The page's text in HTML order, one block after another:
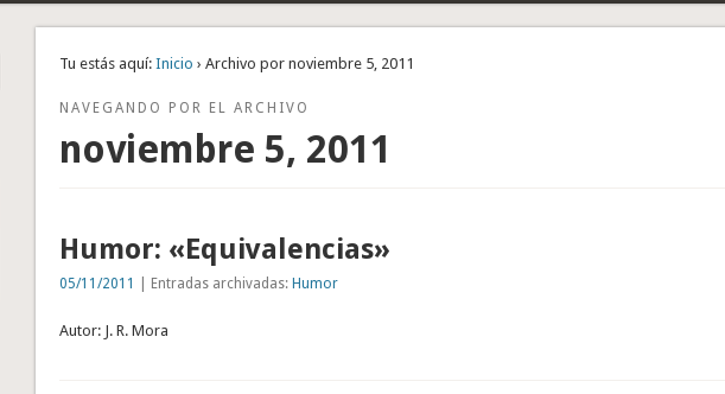
Tu estás aquí: Inicio › Archivo por noviembre 5, 2011
NAVEGANDO POR EL ARCHIVO
noviembre 5, 2011
Humor: «Equivalencias»
05/11/2011 | Entradas archivadas:Humor
Autor: J. R. Mora